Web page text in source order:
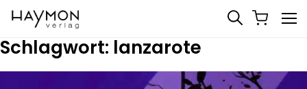
Schlagwort: lanzarote